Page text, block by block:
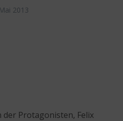
2013
Protagonisten, Felix